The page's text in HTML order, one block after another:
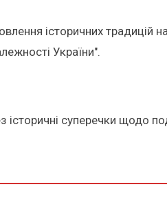
історичних традицій
України".
суперечки щодо